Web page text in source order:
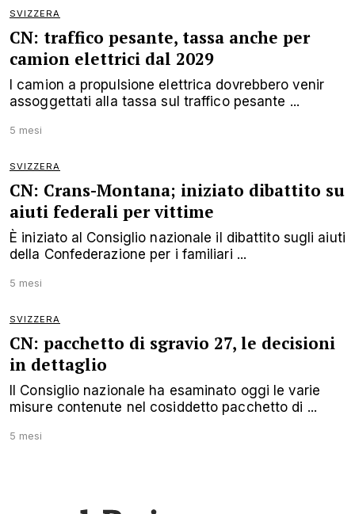
SVIZZERA
CN: traffico pesante, tassa anche per
camion elettrici dal 2029
I camion a propulsione elettrica dovrebbero venir
assoggettati alla tassa sul traffico pesante ...
5 mesi
SVIZZERA
CN: Crans-Montana; iniziato dibattito su
aiuti federali per vittime
È iniziato al Consiglio nazionale il dibattito sugli aiuti
della Confederazione per i familiari ...
5 mesi
SVIZZERA
CN: pacchetto di sgravio 27, le decisioni
in dettaglio
Il Consiglio nazionale ha esaminato oggi le varie
misure contenute nel cosiddetto pacchetto di ...
5 mesi